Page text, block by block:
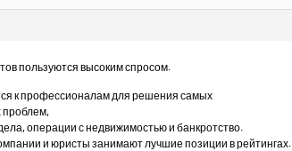
пользуются высоким спросом.
к профессионалам для решения самых
проблем,
операции с недвижимостью и банкротство.
и юристы занимают лучшие позиции в рейтингах.